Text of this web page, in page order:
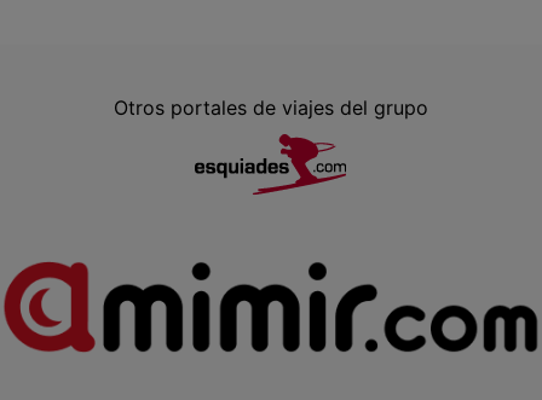
Otros portales de viajes del grupo